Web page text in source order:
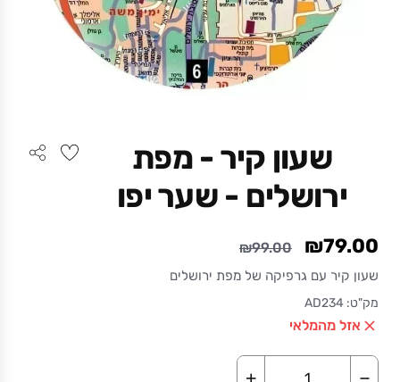
שעון קיר - מפת
ירושלים - שער יפו
₪79.00
₪99.00
שעון קיר עם גרפיקה של מפת ירושלים
מק"ט: AD234
אזל מהמלאי
−
+